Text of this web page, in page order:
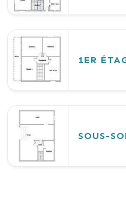
1ER
SOUS-